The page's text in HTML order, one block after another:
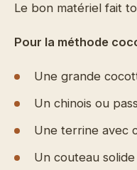
Le bon matériel fait
Pour la méthode
Une grande
Un chinois ou
Une terrine avec
Un couteau